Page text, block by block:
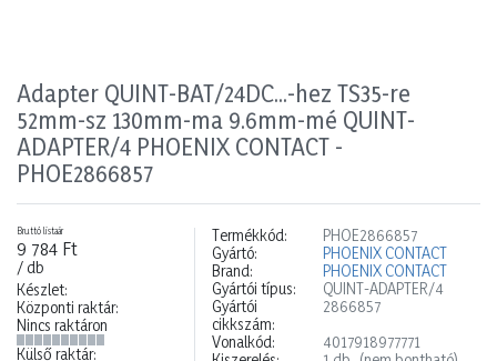
Adapter QUINT-BAT/24DC...-hez TS35-re
52mm-sz 130mm-ma 9.6mm-mé QUINT-
ADAPTER/4 PHOENIX CONTACT -
PHOE2866857
Bruttó listaár
9 784 Ft
/ db
Készlet:
Központi raktár:
Nincs raktáron
Külső raktár:
Termékkód:
PHOE2866857
Gyártó:
PHOENIX CONTACT
Brand:
PHOENIX CONTACT
Gyártói típus:
QUINT-ADAPTER/4
Gyártói
cikkszám:
2866857
Vonalkód:
4017918977771